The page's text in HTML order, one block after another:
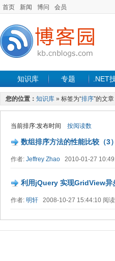
首页 新闻 博问 会员
知识库 专题 .NET
您的位置： 知识库 » 标签为“排序”的文章
当前排序:发布时间 按阅读数
数组排序方法的性能比较（3
作者: Jeffrey Zhao 2010-01-27
利用jQuery 实现GridView异
作者: 明轩 2008-10-27 15:44:10 阅读